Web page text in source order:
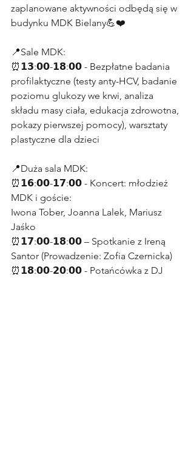
zaplanowane aktywności odbędą się w
budynku MDK Bielany💪❤️
📍Sale MDK:
⏰𝟭𝟯:𝟬𝟬-𝟭𝟴:𝟬𝟬 - Bezpłatne badania
profilaktyczne (testy anty-HCV, badanie
poziomu glukozy we krwi, analiza
składu masy ciała, edukacja zdrowotna,
pokazy pierwszej pomocy), warsztaty
plastyczne dla dzieci
📍Duża sala MDK:
⏰𝟭𝟲:𝟬𝟬-𝟭𝟳:𝟬𝟬 - Koncert: młodzież
MDK i goście:
Iwona Tober, Joanna Lalek, Mariusz
Jaśko
⏰𝟭𝟳:𝟬𝟬-𝟭𝟴:𝟬𝟬 – Spotkanie z Ireną
Santor (Prowadzenie: Zofia Czernicka)
⏰𝟭𝟴:𝟬𝟬-𝟮𝟬:𝟬𝟬 - Potańcówka z DJ